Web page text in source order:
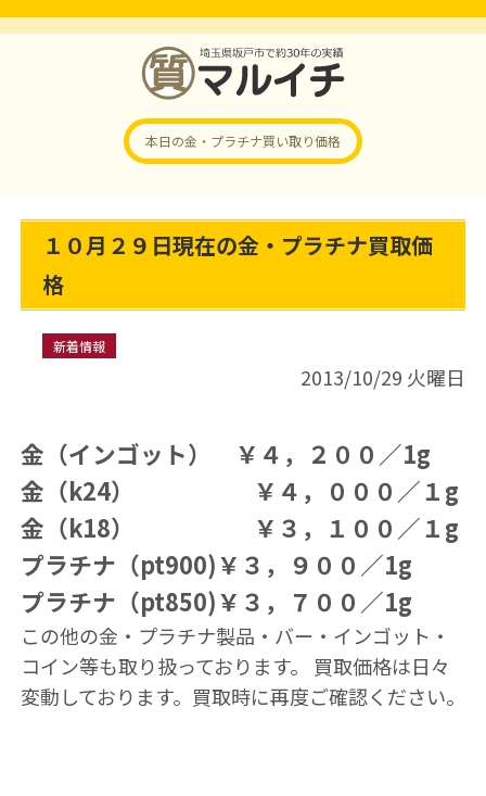
本日の金・プラチナ買い取り価格
１０月２９日現在の金・プラチナ買取価
格
新着情報
2013/10/29 火曜日
金（インゴット） ￥４，２００／1g
金（k24） ￥４，０００／１g
金（k18） ￥３，１００／１g
プラチナ（pt900)￥３，９００／1g
プラチナ（pt850)￥３，７００／1g
この他の金・プラチナ製品・バー・インゴット・
コイン等も取り扱っております。 買取価格は日々
変動しております。買取時に再度ご確認ください。